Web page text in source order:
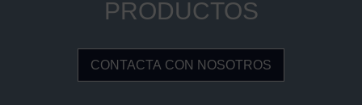
PRODUCTOS
CONTACTA CON NOSOTROS